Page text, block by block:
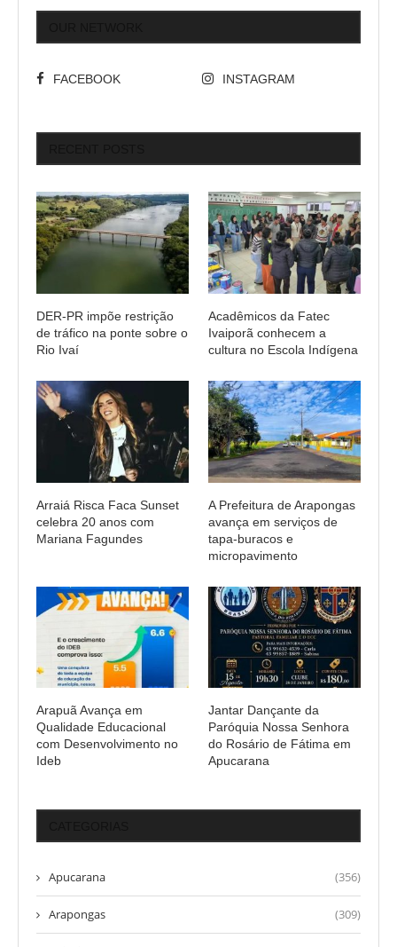
FACEBOOK INSTAGRAM
DER-PR impõe restrição
de tráfico na ponte sobre o
Rio Ivaí
Acadêmicos da Fatec
Ivaiporã conhecem a
cultura no Escola Indígena
Arraiá Risca Faca Sunset
celebra 20 anos com
Mariana Fagundes
A Prefeitura de Arapongas
avança em serviços de
tapa-buracos e
micropavimento
Arapuã Avança em
Qualidade Educacional
com Desenvolvimento no
Ideb
Jantar Dançante da
Paróquia Nossa Senhora
do Rosário de Fátima em
Apucarana
Apucarana (356)
Arapongas (309)